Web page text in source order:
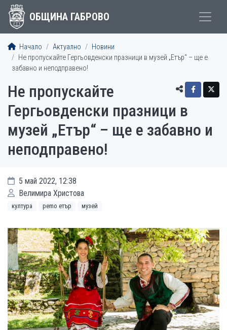
ОБЩИНА ГАБРОВО
Начало Актуално
Новини
Не пропускайте Гергьовденски празници в музей „Етър“ – ще е
забавно и неподправено!
Не пропускайте
Гергьовденски празници в
музей „Етър“ – ще е забавно и
неподправено!
5 май 2022, 12:38
Велимира Христова
култура рemo етър музей